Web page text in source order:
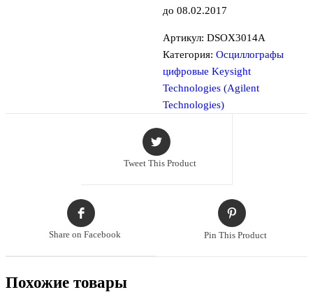
до 08.02.2017
Артикул: DSOX3014A
Категория: Осциллографы
цифровые Keysight
Technologies (Agilent
Technologies)
Tweet This Product
Share on Facebook Pin This Product
Похожие товары